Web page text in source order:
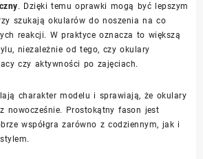
. Dzięki temu oprawki mogą być lepszym
szukają okularów do noszenia na co
reakcji. W praktyce oznacza to większą
niezależnie od tego, czy okulary
czy aktywności po zajęciach.
charakter modelu i sprawiają, że okulary
nowocześnie. Prostokątny fason jest
współgra zarówno z codziennym, jak i